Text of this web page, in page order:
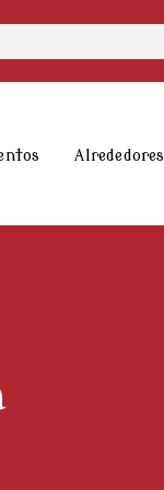
Alrededores